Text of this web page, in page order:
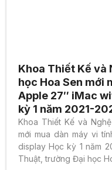
Khoa Thiết Kế và
học Hoa Sen mới
Apple 27″ iMac
kỳ 1 năm 2021-
Khoa Thiết Kế và
mới mua dàn máy vi
display Học kỳ 1 năm
Thuật, trường Đại học